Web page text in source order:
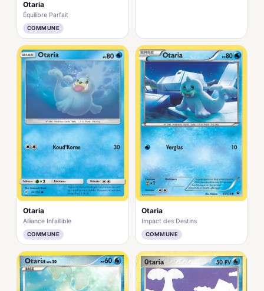
Otaria
Équilibre Parfait
COMMUNE
Otaria
Alliance Infaillible
COMMUNE
Otaria
Impact des Destins
COMMUNE